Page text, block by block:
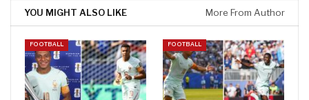
YOU MIGHT ALSO LIKE More From Author
FOOTBALL FOOTBALL